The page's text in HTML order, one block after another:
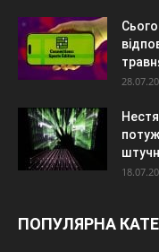
ПОПУЛЯРНА